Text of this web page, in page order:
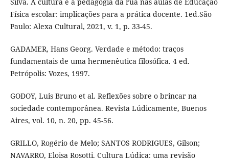
Silva. A cultura e a pedagogia da rua nas aulas de Educação
Física escolar: implicações para a prática docente. 1ed.São
Paulo: Alexa Cultural, 2021, v. 1, p. 33-45.
GADAMER, Hans Georg. Verdade e método: traços
fundamentais de uma hermenêutica filosófica. 4 ed.
Petrópolis: Vozes, 1997.
GODOY, Luis Bruno et al. Reflexões sobre o brincar na
sociedade contemporânea. Revista Lúdicamente, Buenos
Aires, vol. 10, n. 20, pp. 45-56.
GRILLO, Rogério de Melo; SANTOS RODRIGUES, Gilson;
NAVARRO, Eloisa Rosotti. Cultura Lúdica: uma revisão